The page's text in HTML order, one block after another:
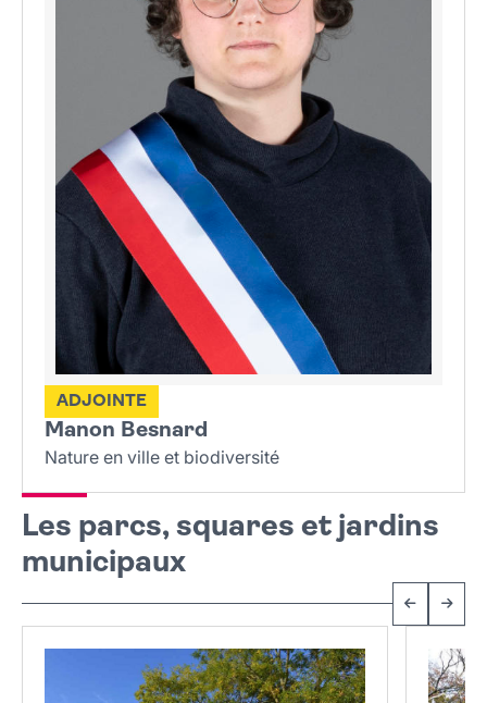
Manon Besnard
ADJOINTE
Nature en ville et biodiversité
Les parcs, squares et jardins
municipaux